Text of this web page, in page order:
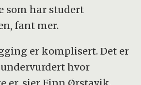
nivå.
som har studert
fant mer.
er komplisert. Det er
hvor